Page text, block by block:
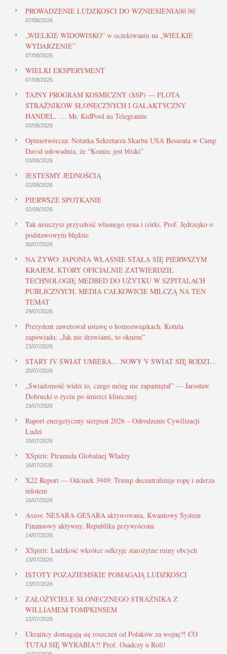
PROWADZENIE LUDZKOŚCI DO WZNIESIENIA￼ ￼
07/08/2026
„WIELKIE WIDOWISKO” w oczekiwaniu na „WIELKIE
WYDARZENIE”
07/08/2026
WIELKI EKSPERYMENT
07/08/2026
TAJNY PROGRAM KOSMICZNY (SSP) — FLOTA
STRAŻNIKÓW SŁONECZNYCH I GALAKTYCZNY
HANDEL. … Mr. KidPool na Telegramie
03/08/2026
Opiniotwórcza: Notatka Sekretarza Skarbu USA Bessenta w Camp
David udowadnia, że “Koniec jest bliski”
03/08/2026
JESTEŚMY JEDNOŚCIĄ
02/08/2026
PIERWSZE SPOTKANIE
02/08/2026
Tak niszczysz przyszłość własnego syna i córki. Prof. Jędrzejko o
podstawowym błędzie
30/07/2026
NA ŻYWO: JAPONIA WŁAŚNIE STAŁA SIĘ PIERWSZYM
KRAJEM, KTÓRY OFICJALNIE ZATWIERDZIŁ
TECHNOLOGIĘ MEDBED DO UŻYTKU W SZPITALACH
PUBLICZNYCH. MEDIA CAŁKOWICIE MILCZĄ NA TEN
TEMAT
29/07/2026
Prezydent zawetował ustawę o homozwiązkach. Kotula
zapowiada: „Jak nie drzwiami, to oknem”
23/07/2026
STARY IV ŚWIAT UMIERA… NOWY V ŚWIAT SIĘ RODZI…
20/07/2026
„Świadomość widzi to, czego mózg nie zapamiętał” — Jarosław
Dobrucki o życiu po śmierci klinicznej
19/07/2026
Raport energetyczny sierpień 2026 – Odrodzenie Cywilizacji
Ludzi
18/07/2026
XSpirit: Piramida Globalnej Władzy
16/07/2026
X22 Report — Odcinek 3949: Trump decentralizuje ropę i uderza
młotem
16/07/2026
Axios: NESARA-GESARA aktywowana, Kwantowy System
Finansowy aktywny, Republika przywrócona
14/07/2026
XSpirit: Ludzkość wkrótce odkryje starożytne ruiny obcych
13/07/2026
ISTOTY POZAZIEMSKIE POMAGAJĄ LUDZKOŚCI
13/07/2026
ZAŁOŻYCIELE SŁONECZNEGO STRAŻNIKA Z
WILLIAMEM TOMPKINSEM
12/07/2026
Ukraińcy domagają się roszczeń od Polaków za wojnę?! CO
TUTAJ SIĘ WYRABIA?! Prof. Osadczy u Roli!